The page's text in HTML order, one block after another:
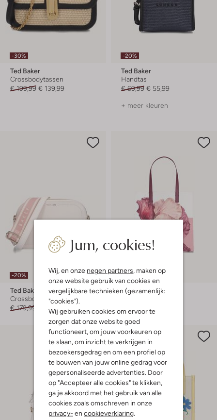
Jum, cookies!
Wij, en onze negen partners, maken op
onze website gebruik van cookies en
vergelijkbare technieken (gezamenlijk:
"cookies").
Wij gebruiken cookies om ervoor te
zorgen dat onze website goed
functioneert, om jouw voorkeuren op
te slaan, om inzicht te verkrijgen in
bezoekersgedrag en om een profiel op
te bouwen van jouw online gedrag voor
gepersonaliseerde advertenties. Door
op "Accepteer alle cookies" te klikken,
ga je akkoord met het gebruik van alle
cookies zoals omschreven in onze
privacy- en cookieverklaring.
-30%
Ted Baker
Crossbodytassen
€ 199,99 € 139,99
-20%
Ted Baker
Handtas
€ 69,99 € 55,99
+ meer kleuren
-20%
Ted Baker
Crossbodytassen
€ 179,99
€ 143,99
-20%
Ted Baker
€ 69,99
€ 55,99